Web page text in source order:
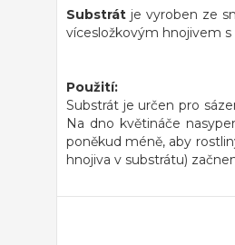
Substrát je vyroben ze
vícesložkovým hnojivem
Použití:
Substrát je určen pro
Na dno květináče
poněkud méně, aby
hnojiva v substrátu)